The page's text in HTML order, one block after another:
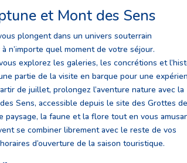
et Mont des Sens
plongent dans un univers souterrain
n’importe quel moment de votre séjour.
explorez les galeries, les concrétions et
partie de la visite en barque pour une
de juillet, prolongez l’aventure nature avec la
Sens, accessible depuis le site des Grottes de
paysage, la faune et la flore tout en vous
se combiner librement avec le reste de vos
d’ouverture de la saison touristique.